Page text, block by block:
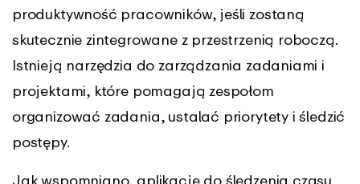
produktywność pracowników, jeśli zostaną
skutecznie zintegrowane z przestrzenią roboczą.
Istnieją narzędzia do zarządzania zadaniami i
projektami, które pomagają zespołom
organizować zadania, ustalać priorytety i śledzić
postępy.
Jak wspomniano, aplikacje do śledzenia czasu